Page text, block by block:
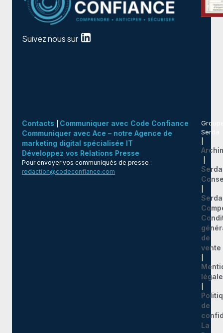
Suivez nous sur
Contacts
Communiquer avec Code Confiance
Communiquer avec Ace – notre Agence de
marketing digital spécialisée IT
Développez vos Relations Presse
Pour envoyer vos communiqués de presse :
redaction@codeconfiance.com
Serda
Serda
Serda
de
vente
de
La